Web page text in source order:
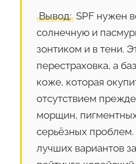
Вывод: SPF нужен
солнечную и
зонтиком и в тени.
перестраховка, а
коже, которая
отсутствием
морщин,
серьёзных
лучших вариантов